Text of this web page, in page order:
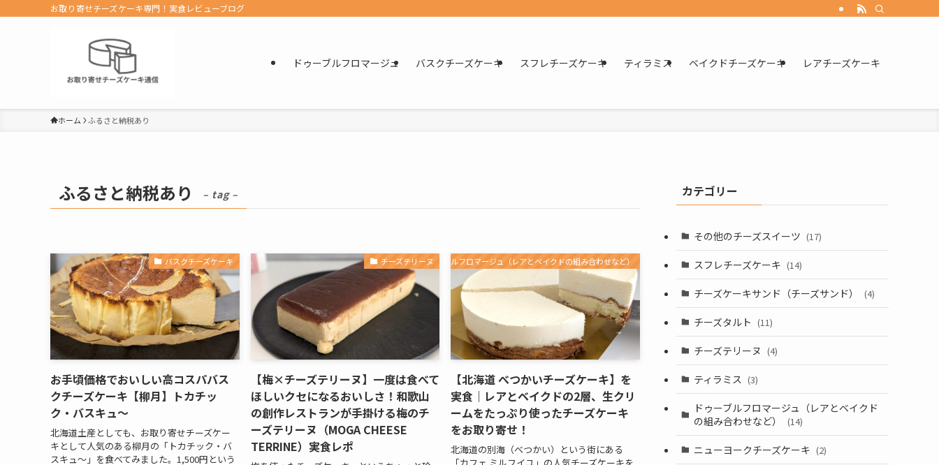
お取り寄せチーズケーキ専門！実食レビューブログ
ドゥーブルフロマージュ バスクチーズケーキ スフレチーズケーキ ティラミス ベイクドチーズケーキ レアチーズケーキ
ホーム ふるさと納税あり
ふるさと納税あり – tag –
バスクチーズケーキ
お手頃価格でおいしい高コスパバス
クチーズケーキ【柳月】トカチッ
ク・バスキュ～
北海道土産としても、お取り寄せチーズケー
キとして人気のある柳月の「トカチック・バ
スキュ～」を食べてみました。1,500円という
チーズテリーヌ
【梅×チーズテリーヌ】一度は食べて
ほしいクセになるおいしさ！和歌山
の創作レストランが手掛ける梅のチ
ーズテリーヌ（MOGA CHEESE
TERRINE）実食レポ
ドゥーブルフロマージュ（レアとベイクドの組み合わせなど）
【北海道 べつかいチーズケーキ】を
実食｜レアとベイクドの2層、生クリ
ームをたっぷり使ったチーズケーキ
をお取り寄せ！
北海道の別海（べつかい）という街にある
カテゴリー
その他のチーズスイーツ (17)
スフレチーズケーキ (14)
チーズケーキサンド（チーズサンド） (4)
チーズタルト (11)
チーズテリーヌ (4)
ティラミス (3)
ドゥーブルフロマージュ（レアとベイクド
の組み合わせなど）
(14)
ニューヨークチーズケーキ (2)